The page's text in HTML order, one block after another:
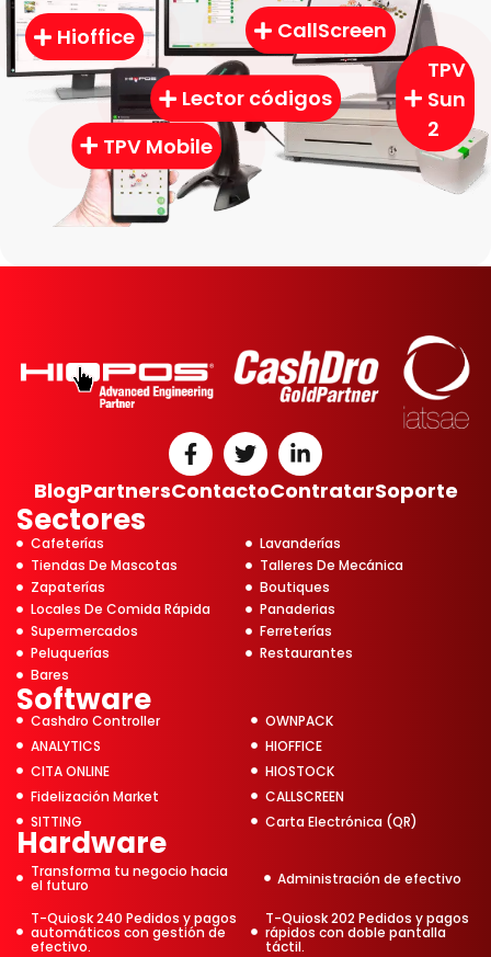
Hioffice
CallScreen
TPV
Sun
2
Lector códigos
TPV Mobile
Sectores
Cafeterías
Lavanderías
Tiendas De Mascotas
Talleres De Mecánica
Zapaterías
Boutiques
Locales De Comida Rápida
Panaderias
Supermercados
Ferreterías
Peluquerías
Restaurantes
Bares
BlogPartnersContactoContratarSoporte
Software
Cashdro Controller
OWNPACK
ANALYTICS
HIOFFICE
CITA ONLINE
HIOSTOCK
Fidelización Market
CALLSCREEN
SITTING
Carta Electrónica (QR)
Hardware
Transforma tu negocio hacia
el futuro Administración de efectivo
T-Quiosk 240 Pedidos y pagos
automáticos con gestión de
efectivo.
T-Quiosk 202 Pedidos y pagos
rápidos con doble pantalla
táctil.